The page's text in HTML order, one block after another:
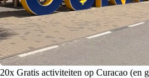
20x Gratis activiteiten op Curacao (en